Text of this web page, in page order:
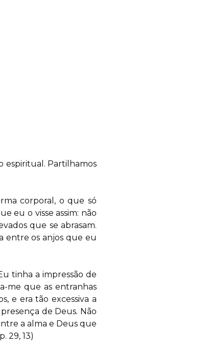
espiritual. Partilhamos
corporal, o que só
eu o visse assim: não
que se abrasam.
entre os anjos que eu
tinha a impressão de
me que as entranhas
e era tão excessiva a
de Deus. Não
a alma e Deus que
29, 13)